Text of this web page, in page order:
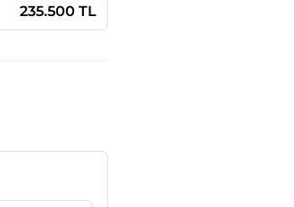
235.500 TL